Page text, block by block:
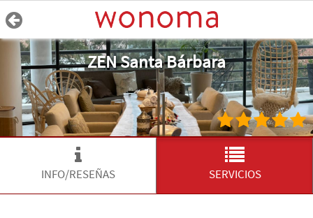
ZEN Santa Bárbara
INFO/RESEÑAS SERVICIOS